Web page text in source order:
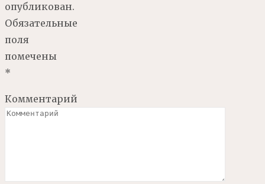
опубликован.
Обязательные
поля
помечены
*
Комментарий